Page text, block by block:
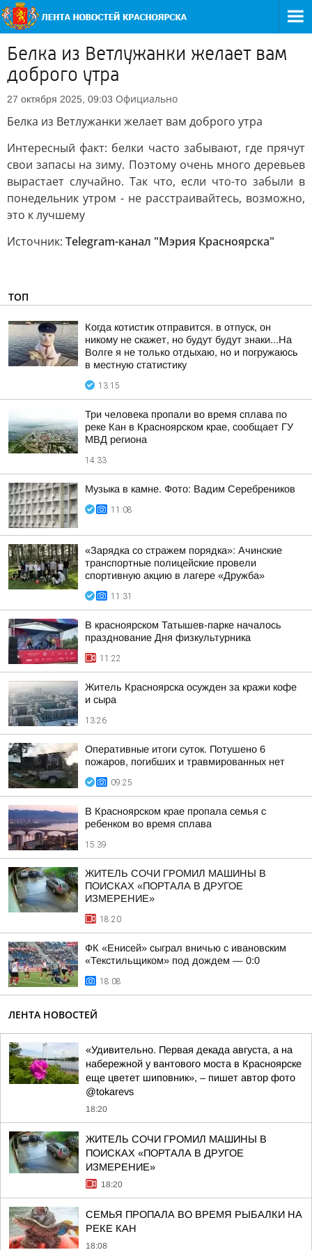
Белка из Ветлужанки желает вам
доброго утра
27 октября 2025, 09:03 Официально
Белка из Ветлужанки желает вам доброго утра
Интересный факт: белки часто забывают, где прячут
свои запасы на зиму. Поэтому очень много деревьев
вырастает случайно. Так что, если что-то забыли в
понедельник утром - не расстраивайтесь, возможно,
это к лучшему
Источник: Telegram-канал "Мэрия Красноярска"
ТОП
Когда котистик отправится. в отпуск, он
никому не скажет, но будут будут знаки...На
Волге я не только отдыхаю, но и погружаюсь
в местную статистику
13:15
Три человека пропали во время сплава по
реке Кан в Красноярском крае, сообщает ГУ
МВД региона
14:33
Музыка в камне. Фото: Вадим Серебреников
11:08
«Зарядка со стражем порядка»: Ачинские
транспортные полицейские провели
спортивную акцию в лагере «Дружба»
11:31
В красноярском Татышев-парке началось
празднование Дня физкультурника
11:22
Житель Красноярска осужден за кражи кофе
и сыра
13:26
Оперативные итоги суток. Потушено 6
пожаров, погибших и травмированных нет
09:25
В Красноярском крае пропала семья с
ребенком во время сплава
15:39
ЖИТЕЛЬ СОЧИ ГРОМИЛ МАШИНЫ В
ПОИСКАХ «ПОРТАЛА В ДРУГОЕ
ИЗМЕРЕНИЕ»
18:20
ФК «Енисей» сыграл вничью с ивановским
«Текстильщиком» под дождем — 0:0
18:08
ЛЕНТА НОВОСТЕЙ
«Удивительно. Первая декада августа, а на
набережной у вантового моста в Красноярске
еще цветет шиповник», – пишет автор фото
@tokarevs
18:20
ЖИТЕЛЬ СОЧИ ГРОМИЛ МАШИНЫ В
ПОИСКАХ «ПОРТАЛА В ДРУГОЕ
ИЗМЕРЕНИЕ»
18:20
СЕМЬЯ ПРОПАЛА ВО ВРЕМЯ РЫБАЛКИ НА
РЕКЕ КАН
18:08